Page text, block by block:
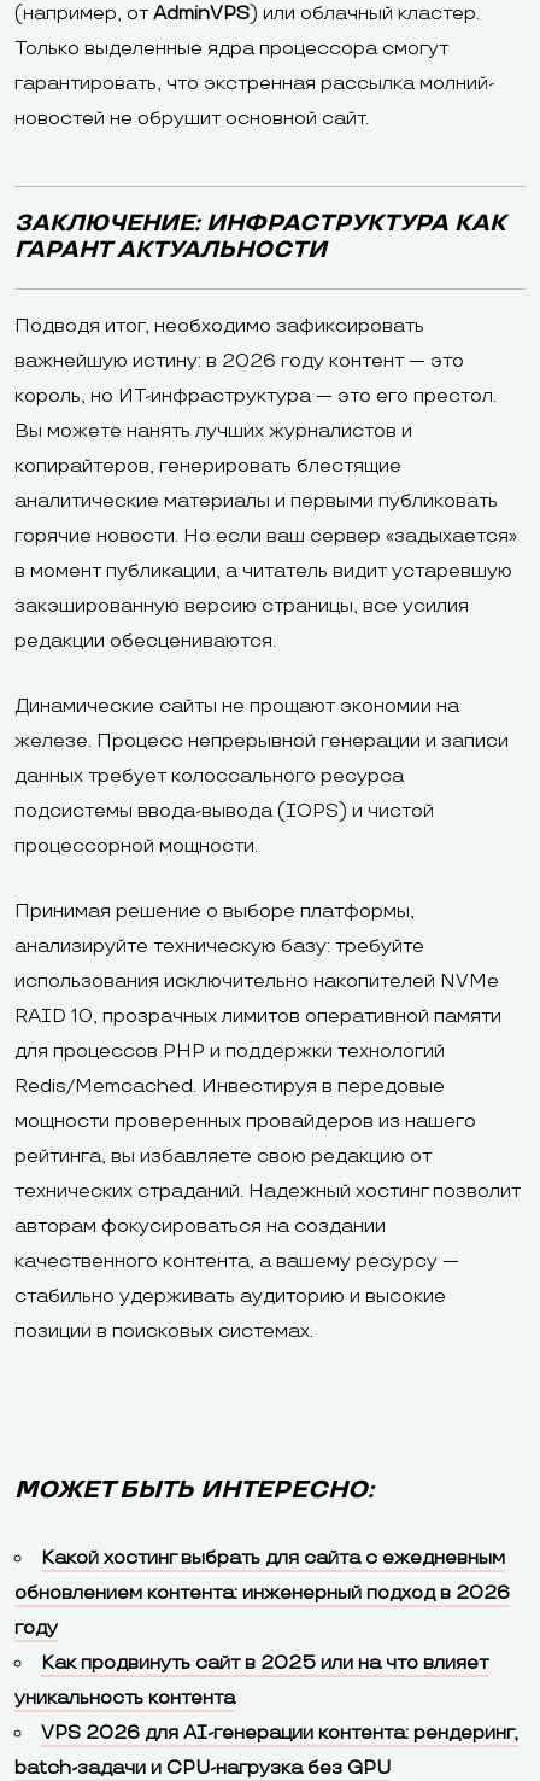
(например, отAdminVPS) или облачный кластер.
Только выделенные ядра процессора смогут
гарантировать, что экстренная рассылка молний-
новостей не обрушит основной сайт.
ЗАКЛЮЧЕНИЕ: ИНФРАСТРУКТУРА КАК
ГАРАНТ АКТУАЛЬНОСТИ
Подводя итог, необходимо зафиксировать
важнейшую истину: в 2026 году контент — это
король, но ИТ-инфраструктура — это его престол.
Вы можете нанять лучших журналистов и
копирайтеров, генерировать блестящие
аналитические материалы и первыми публиковать
горячие новости. Но если ваш сервер «задыхается»
в момент публикации, а читатель видит устаревшую
закэшированную версию страницы, все усилия
редакции обесцениваются.
Динамические сайты не прощают экономии на
железе. Процесс непрерывной генерации и записи
данных требует колоссального ресурса
подсистемы ввода-вывода (IOPS) и чистой
процессорной мощности.
Принимая решение о выборе платформы,
анализируйте техническую базу: требуйте
использования исключительно накопителей NVMe
RAID 10, прозрачных лимитов оперативной памяти
для процессов PHP и поддержки технологий
Redis/Memcached. Инвестируя в передовые
мощности проверенных провайдеров из нашего
рейтинга, вы избавляете свою редакцию от
технических страданий. Надежный хостинг позволит
авторам фокусироваться на создании
качественного контента, а вашему ресурсу —
стабильно удерживать аудиторию и высокие
позиции в поисковых системах.
МОЖЕТ БЫТЬ ИНТЕРЕСНО:
Какой хостинг выбрать для сайта с ежедневным
обновлением контента: инженерный подход в 2026
году
Как продвинуть сайт в 2025 или на что влияет
уникальность контента
VPS 2026 для AI-генерации контента: рендеринг,
batch-задачи и CPU-нагрузка без GPU